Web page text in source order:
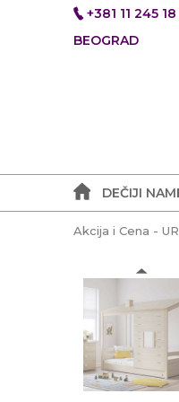
+381 11 245
BEOGRAD
DEČIJI
Akcija i Cena -